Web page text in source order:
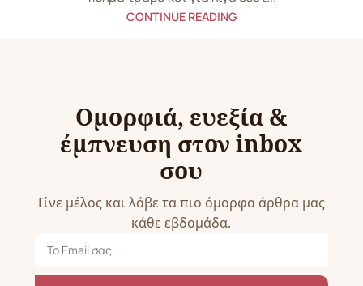
CONTINUE READING
Ομορφιά, ευεξία &
έμπνευση στον inbox
σου
Γίνε μέλος και λάβε τα πιο όμορφα άρθρα μας
κάθε εβδομάδα.